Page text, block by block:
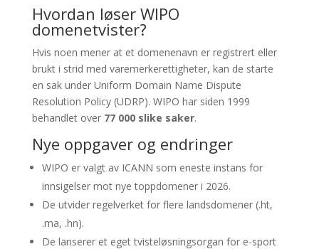
Hvordan løser WIPO
domenetvister?
Hvis noen mener at et domenenavn er registrert eller
brukt i strid med varemerkerettigheter, kan de starte
en sak under Uniform Domain Name Dispute
Resolution Policy (UDRP). WIPO har siden 1999
behandlet over 77 000 slike saker.
Nye oppgaver og endringer
WIPO er valgt av ICANN som eneste instans for
innsigelser mot nye toppdomener i 2026.
De utvider regelverket for flere landsdomener (.ht,
.ma, .hn).
De lanserer et eget tvisteløsningsorgan for e-sport